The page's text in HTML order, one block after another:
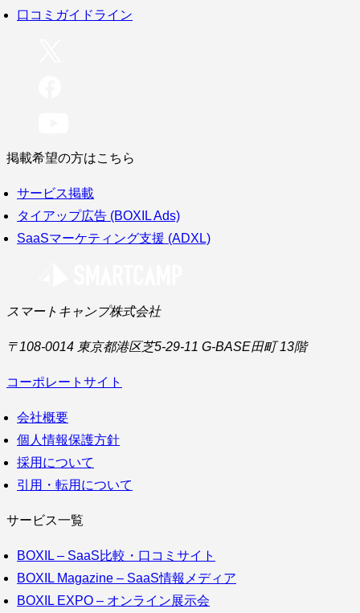
口コミガイドライン
掲載希望の方はこちら
サービス掲載
タイアップ広告 (BOXIL Ads)
SaaSマーケティング支援 (ADXL)
スマートキャンプ株式会社
〒108-0014 東京都港区芝5-29-11 G-BASE田町 13階
コーポレートサイト
会社概要
個人情報保護方針
採用について
引用・転用について
サービス一覧
BOXIL – SaaS比較・口コミサイト
BOXIL Magazine – SaaS情報メディア
BOXIL EXPO – オンライン展示会